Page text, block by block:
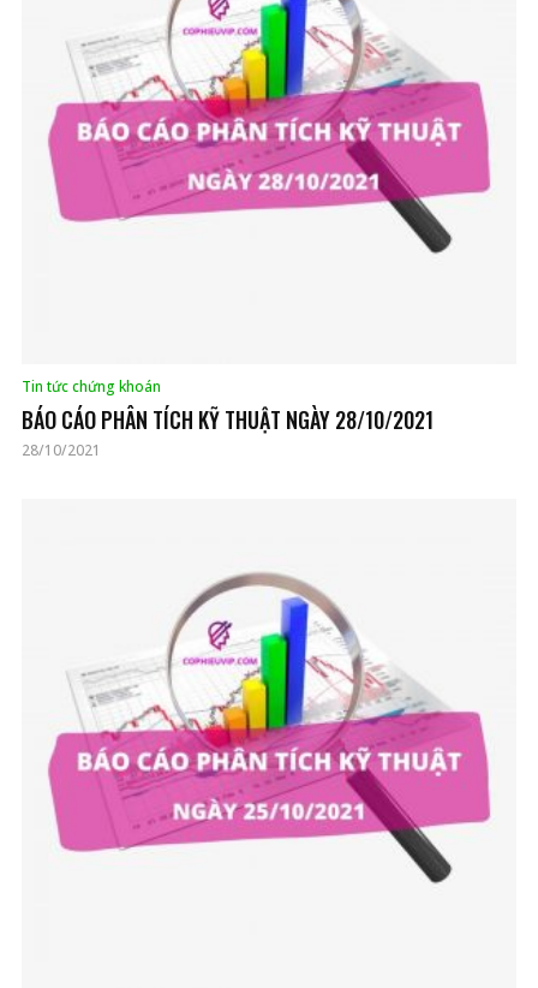
Tin tức chứng khoán
BÁO CÁO PHÂN TÍCH KỸ THUẬT NGÀY 28/10/2021
28/10/2021